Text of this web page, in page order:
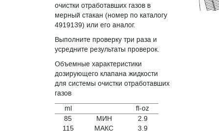
очистки отработавших газов в
мерный стакан (номер по каталогу
4919139) или его аналог.
Выполните проверку три раза и
усредните результаты проверок.
Объемные характеристики
дозирующего клапана жидкости
для системы очистки отработавших
газов
ml
fl-oz
85
МИН
2.9
115
МАКС 3.9